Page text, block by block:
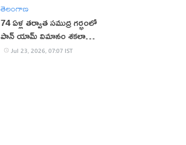
తెలంగాణ
74 ఏళ్ల తర్వాత సముద్ర గర్భంలో
పాన్ యామ్ విమానం శకలాలు
లభ్యంJul 23, 2026, 07:07 IST